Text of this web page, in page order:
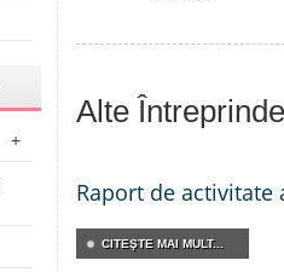
+
Alte
Raport de
CITEŞTE MAI MULT...